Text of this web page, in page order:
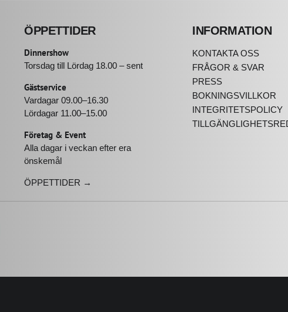
ÖPPETTIDER
Dinnershow
Torsdag till Lördag 18.00 – sent
Gästservice
Vardagar 09.00–16.30
Lördagar 11.00–15.00
Företag & Event
Alla dagar i veckan efter era
önskemål
ÖPPETTIDER →
INFORMATION
KONTAKTA OSS
FRÅGOR & SVAR
PRESS
BOKNINGSVILLKOR
INTEGRITETSPOLICY